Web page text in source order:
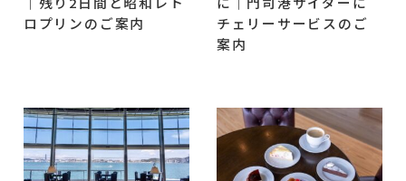
ロプリンのご案内
チェリーサービスのご
案内